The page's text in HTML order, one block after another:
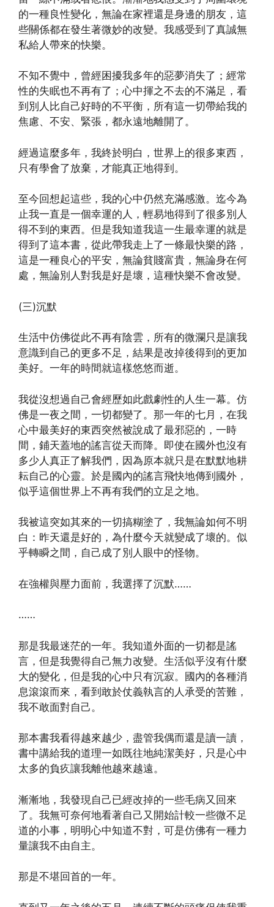
的一種良性變化，無論在家裡還是身邊的朋友，這
些關係都在發生著微妙的改變。我感受到了真誠無
私給人帶來的快樂。
不知不覺中，曾經困擾我多年的惡夢消失了；經常
性的失眠也不再有了；心中揮之不去的不滿足，看
到別人比自己好時的不平衡，所有這一切帶給我的
焦慮、不安、緊張，都永遠地離開了。
經過這麼多年，我終於明白，世界上的很多東西，
只有學會了放棄，才能真正地得到。
至今回想起這些，我的心中仍然充滿感激。迄今為
止我一直是一個幸運的人，輕易地得到了很多別人
得不到的東西。但是我知道我這一生最幸運的就是
得到了這本書，從此帶我走上了一條最快樂的路，
這是一種良心的平安，無論貧賤富貴，無論身在何
處，無論別人對我是好是壞，這種快樂不會改變。
(三)沉默
生活中仿佛從此不再有陰雲，所有的微瀾只是讓我
意識到自己的更多不足，結果是改掉後得到的更加
美好。一年的時間就這樣悠悠而逝。
我從沒想過自己會經歷如此戲劇性的人生一幕。仿
佛是一夜之間，一切都變了。那一年的七月，在我
心中最美好的東西突然被說成了最邪惡的，一時
間，鋪天蓋地的謠言從天而降。即使在國外也沒有
多少人真正了解我們，因為原本就只是在默默地耕
耘自己的心靈。於是國內的謠言飛快地傳到國外，
似乎這個世界上不再有我們的立足之地。
我被這突如其來的一切搞糊塗了，我無論如何不明
白：昨天還是好的，為什麼今天就變成了壞的。似
乎轉瞬之間，自己成了別人眼中的怪物。
在強權與壓力面前，我選擇了沉默……
……
那是我最迷茫的一年。我知道外面的一切都是謠
言，但是我覺得自己無力改變。生活似乎沒有什麼
大的變化，但是我的心中只有沉寂。國內的各種消
息滾滾而來，看到敢於仗義執言的人承受的苦難，
我不敢面對自己。
那本書我看得越來越少，盡管我偶而還是讀一讀，
書中講給我的道理一如既往地純潔美好，只是心中
太多的負疚讓我離他越來越遠。
漸漸地，我發現自己已經改掉的一些毛病又回來
了。我無可奈何地看著自己又開始計較一些微不足
道的小事，明明心中知道不對，可是仿佛有一種力
量讓我不由自主。
那是不堪回首的一年。